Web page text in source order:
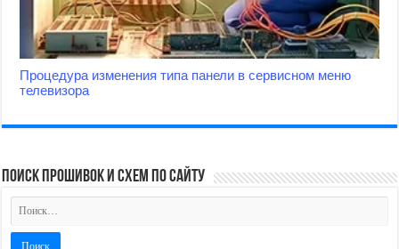
Процедура изменения типа панели в сервисном меню
телевизора
поиск прошивок и схем по сайту